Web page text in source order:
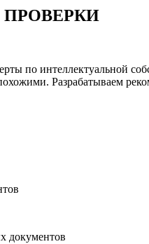
по интеллектуальной
Разрабатываем
документов